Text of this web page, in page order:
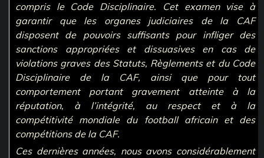
compris le Code Disciplinaire. Cet examen vise à
garantir que les organes judiciaires de la CAF
disposent de pouvoirs suffisants pour infliger des
sanctions appropriées et dissuasives en cas de
violations graves des Statuts, Règlements et du Code
Disciplinaire de la CAF, ainsi que pour tout
comportement portant gravement atteinte à la
réputation, à l’intégrité, au respect et à la
compétitivité mondiale du football africain et des
compétitions de la CAF.
Ces dernières années, nous avons considérablement